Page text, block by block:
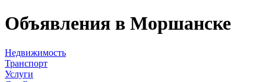
Объявления в Моршанске
Недвижимость
Транспорт
Услуги